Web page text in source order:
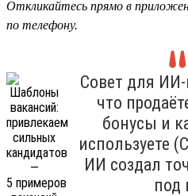
Откликайтесь прямо в
по телефону.
Совет для
что
бонусы и
используете
ИИ создал
под